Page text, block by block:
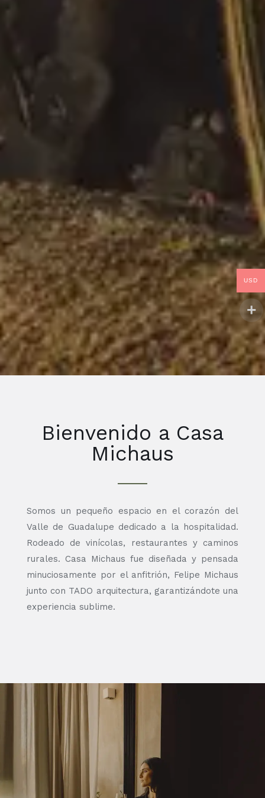
Bienvenido a Casa
Michaus
Somos un pequeño espacio en el corazón del
Valle de Guadalupe dedicado a la hospitalidad.
Rodeado de vinícolas, restaurantes y caminos
rurales. Casa Michaus fue diseñada y pensada
minuciosamente por el anfitrión, Felipe Michaus
junto con TADO arquitectura, garantizándote una
experiencia sublime.
USD